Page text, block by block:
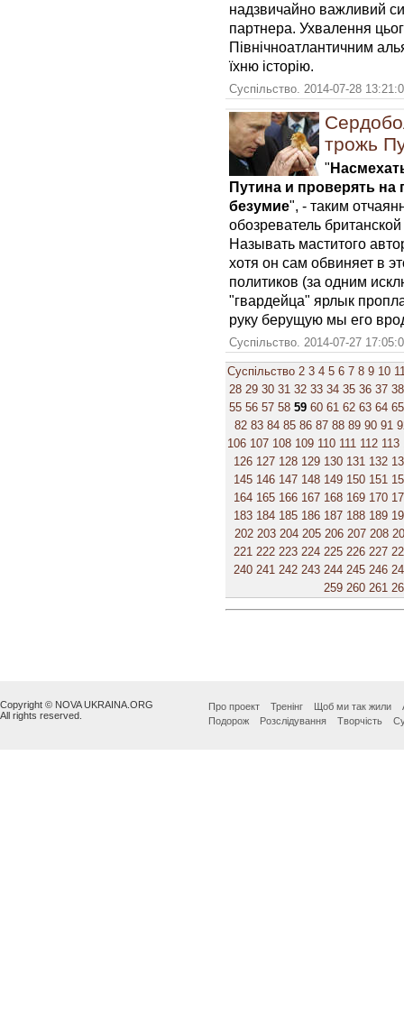
надзвичайно важливий
партнера. Ухвалення
Північноатлантичним
їхню історію.
Суспільство. 2014-07-28
трожь
"
Путина и проверять на
безумие", - таким
обозреватель
Называть маститого
хотя он сам обвиняет в
политиков (за одним
"гвардейца" ярлык
руку берущую мы его
Суспільство. 2014-07-27
Суспільство 2 3 4 5 6 7 8 9 10
28 29 30 31 32 33 34 35 36 37 38
55 56 57 58 59 60 61 62 63 64 65
82 83 84 85 86 87 88 89 90 91
106 107 108 109 110 111 112 113
126 127 128 129 130 131 132
145 146 147 148 149 150 151
164 165 166 167 168 169 170
183 184 185 186 187 188 189
202 203 204 205 206 207 208
221 222 223 224 225 226 227
240 241 242 243 244 245 246
259 260 261
Copyright © NOVA UKRAINA.ORG
All rights reserved.
Про проект Тренінг Щоб ми так жили
Подорож
Розслідування Творчість